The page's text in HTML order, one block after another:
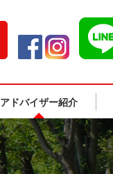
アドバイザー紹介